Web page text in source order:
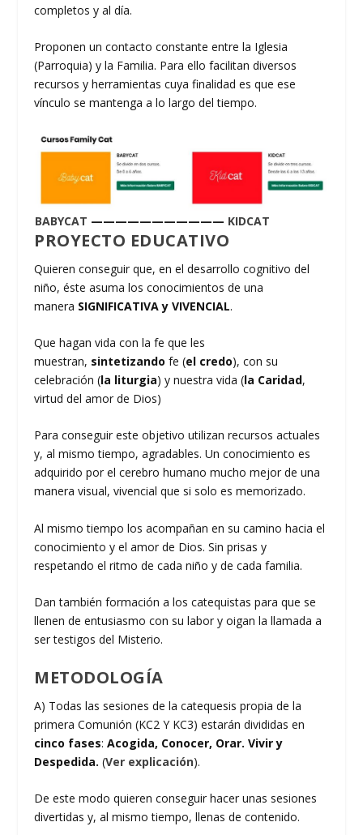
completos y al día.
Proponen un contacto constante entre la Iglesia
(Parroquia) y la Familia. Para ello facilitan diversos
recursos y herramientas cuya finalidad es que ese
vínculo se mantenga a lo largo del tiempo.
BABYCAT ——————————— KIDCAT
PROYECTO EDUCATIVO
Quieren conseguir que, en el desarrollo cognitivo del
niño, éste asuma los conocimientos de una
manera SIGNIFICATIVA y VIVENCIAL.
Que hagan vida con la fe que les
muestran, sintetizando fe (el credo), con su
celebración (la liturgia) y nuestra vida (la Caridad,
virtud del amor de Dios)
Para conseguir este objetivo utilizan recursos actuales
y, al mismo tiempo, agradables. Un conocimiento es
adquirido por el cerebro humano mucho mejor de una
manera visual, vivencial que si solo es memorizado.
Al mismo tiempo los acompañan en su camino hacia el
conocimiento y el amor de Dios. Sin prisas y
respetando el ritmo de cada niño y de cada familia.
Dan también formación a los catequistas para que se
llenen de entusiasmo con su labor y oigan la llamada a
ser testigos del Misterio.
METODOLOGÍA
A) Todas las sesiones de la catequesis propia de la
primera Comunión (KC2 Y KC3) estarán divididas en
cinco fases:Acogida, Conocer, Orar. Vivir y
Despedida.(Ver explicación).
De este modo quieren conseguir hacer unas sesiones
divertidas y, al mismo tiempo, llenas de contenido.